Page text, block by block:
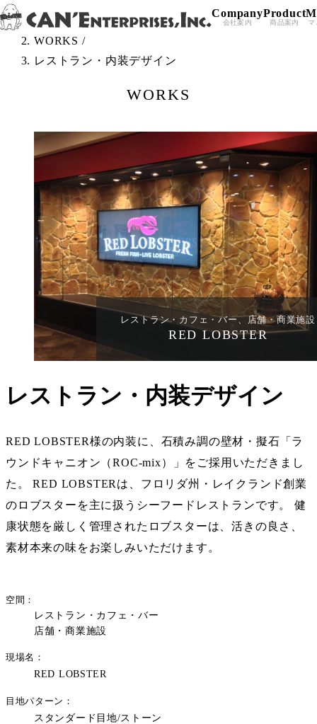
Skip to content
Company
会社案内
Product
商品案内 マ
TOP /
WORKS /
レストラン・内装デザイン
WORKS
レストラン・カフェ・バー、店舗・商業施設
RED LOBSTER
レストラン・内装デザイン
RED LOBSTER様の内装に、石積み調の壁材・擬石「ラ
ウンドキャニオン（ROC-mix）」をご採用いただきまし
た。 RED LOBSTERは、フロリダ州・レイクランド創業
のロブスターを主に扱うシーフードレストランです。 健
康状態を厳しく管理されたロブスターは、活きの良さ、
素材本来の味をお楽しみいただけます。
空間
レストラン・カフェ・バー
店舗・商業施設
現場名
RED LOBSTER
目地パターン
スタンダード目地/ストーン